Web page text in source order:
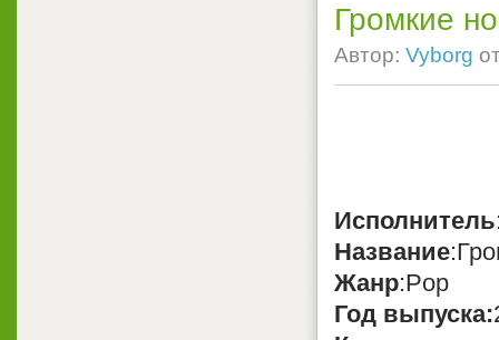
Громкие
Автор: Vyborg
Исполнитель
Название
Жанр:Pop
Год выпуска: